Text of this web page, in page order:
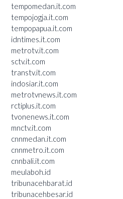
tempomedan.it.com
tempojogja.it.com
tempopapua.it.com
idntimes.it.com
metrotv.it.com
sctv.it.com
transtv.it.com
indosiar.it.com
metrotvnews.it.com
rctiplus.it.com
tvonenews.it.com
mnctv.it.com
cnnmedan.it.com
cnnmetro.it.com
cnnbali.it.com
meulaboh.id
tribunacehbarat.id
tribunacehbesar.id